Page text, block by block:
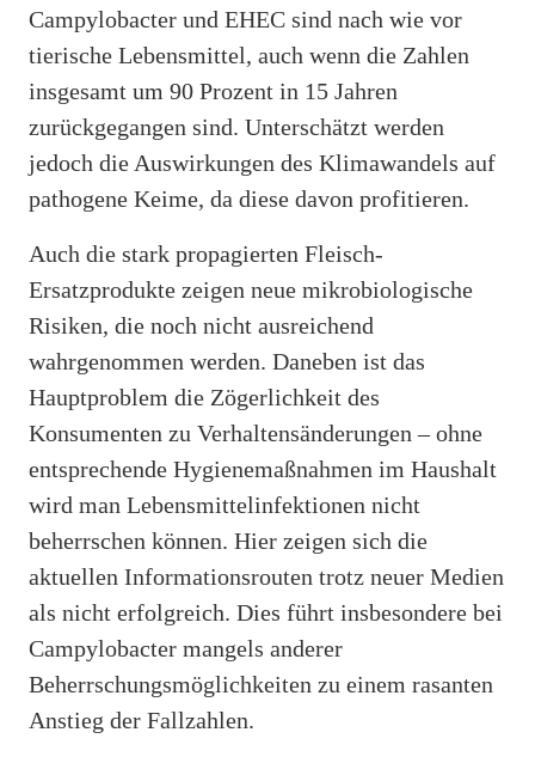
Campylobacter und EHEC sind nach wie vor
tierische Lebensmittel, auch wenn die Zahlen
insgesamt um 90 Prozent in 15 Jahren
zurückgegangen sind. Unterschätzt werden
jedoch die Auswirkungen des Klimawandels auf
pathogene Keime, da diese davon profitieren.
Auch die stark propagierten Fleisch-
Ersatzprodukte zeigen neue mikrobiologische
Risiken, die noch nicht ausreichend
wahrgenommen werden. Daneben ist das
Hauptproblem die Zögerlichkeit des
Konsumenten zu Verhaltensänderungen – ohne
entsprechende Hygienemaßnahmen im Haushalt
wird man Lebensmittelinfektionen nicht
beherrschen können. Hier zeigen sich die
aktuellen Informationsrouten trotz neuer Medien
als nicht erfolgreich. Dies führt insbesondere bei
Campylobacter mangels anderer
Beherrschungsmöglichkeiten zu einem rasanten
Anstieg der Fallzahlen.